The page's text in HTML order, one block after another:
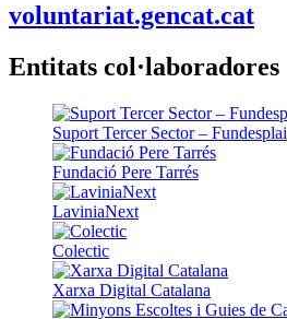
voluntariat.gencat.cat
Entitats col·laboradores
Suport Tercer Sector – Fundesplai
Fundació Pere Tarrés
LaviniaNext
Colectic
Xarxa Digital Catalana